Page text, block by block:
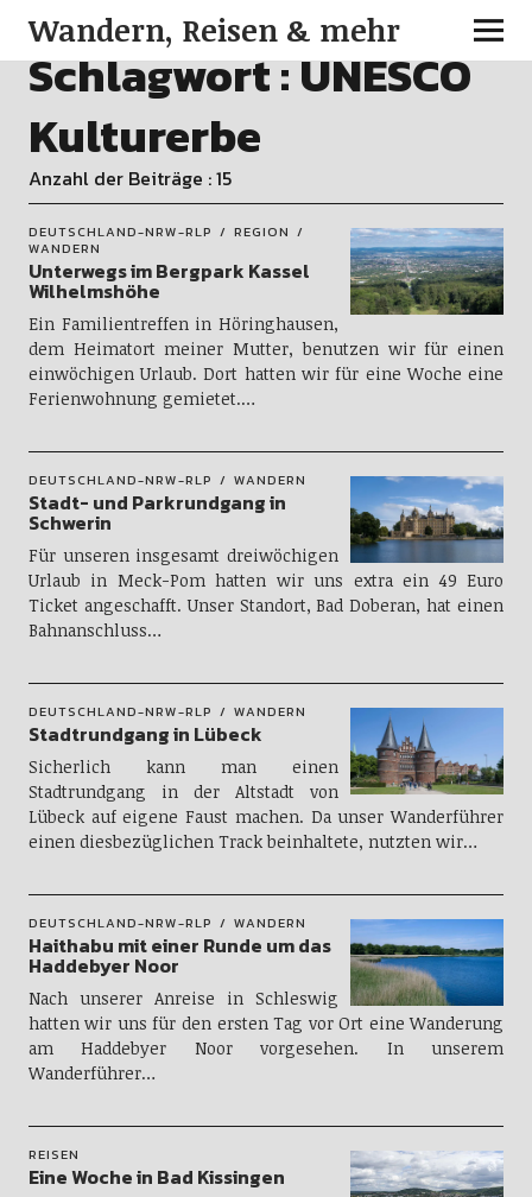
Wandern, Reisen & mehr
Schlagwort :UNESCO
Kulturerbe
Anzahl der Beiträge : 15
DEUTSCHLAND-NRW-RLP
REGION
WANDERN
Unterwegs im Bergpark Kassel
Wilhelmshöhe
Ein Familientreffen in Höringhausen,
dem Heimatort meiner Mutter, benutzen wir für einen
einwöchigen Urlaub. Dort hatten wir für eine Woche eine
Ferienwohnung gemietet.…
DEUTSCHLAND-NRW-RLP WANDERN
Stadt- und Parkrundgang in
Schwerin
Für unseren insgesamt dreiwöchigen
Urlaub in Meck-Pom hatten wir uns extra ein 49 Euro
Ticket angeschafft. Unser Standort, Bad Doberan, hat einen
Bahnanschluss…
DEUTSCHLAND-NRW-RLP WANDERN
Stadtrundgang in Lübeck
Sicherlich kann man einen
Stadtrundgang in der Altstadt von
Lübeck auf eigene Faust machen. Da unser Wanderführer
einen diesbezüglichen Track beinhaltete, nutzten wir…
DEUTSCHLAND-NRW-RLP WANDERN
Haithabu mit einer Runde um das
Haddebyer Noor
Nach unserer Anreise in Schleswig
hatten wir uns für den ersten Tag vor Ort eine Wanderung
am Haddebyer Noor vorgesehen. In unserem
Wanderführer…
REISEN
Eine Woche in Bad Kissingen